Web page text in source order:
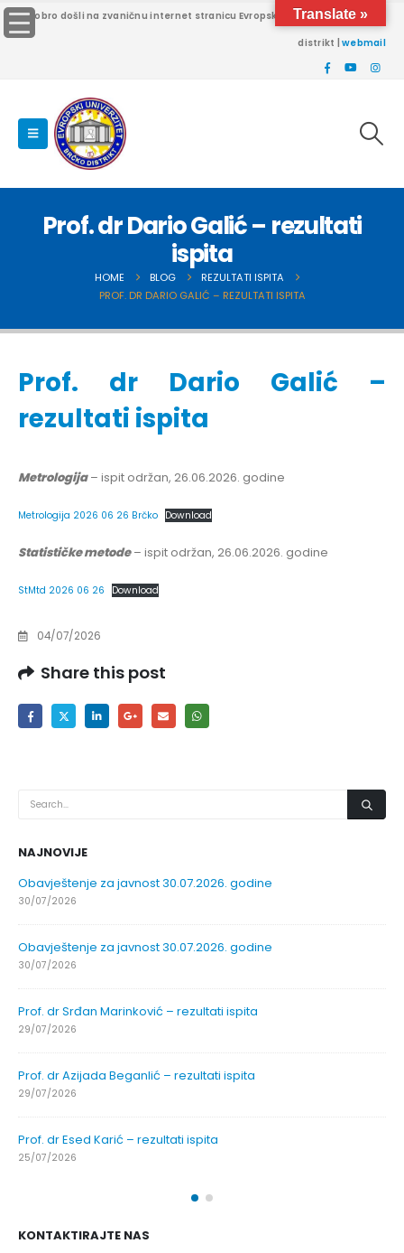
Dobro došli na zvaničnu internet stranicu Evropskog univerziteta Brčko
distrikt |webmail
Prof. dr Dario Galić – rezultati
ispita
HOME BLOG
REZULTATI ISPITA
PROF. DR DARIO GALIĆ – REZULTATI ISPITA
Prof. dr Dario Galić –
rezultati ispita
Metrologija– ispit održan, 26.06.2026. godine
Metrologija 2026 06 26 Brčko Download
Statističke metode– ispit održan, 26.06.2026. godine
StMtd 2026 06 26 Download
04/07/2026
Share this post
NAJNOVIJE
Obavještenje za javnost 30.07.2026. godine
30/07/2026
Obavještenje za javnost 30.07.2026. godine
30/07/2026
Prof. dr Srđan Marinković – rezultati ispita
29/07/2026
Prof. dr Azijada Beganlić – rezultati ispita
29/07/2026
Prof. dr Esed Karić – rezultati ispita
25/07/2026
KONTAKTIRAJTE NAS
Translate »